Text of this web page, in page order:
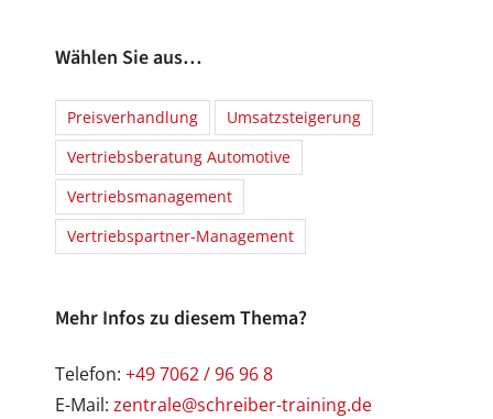
Wählen Sie aus…
Preisverhandlung
Umsatzsteigerung
Vertriebsberatung Automotive
Vertriebsmanagement
Vertriebspartner-Management
Mehr Infos zu diesem Thema?
Telefon: +49 7062 / 96 96 8
E-Mail: zentrale@schreiber-training.de